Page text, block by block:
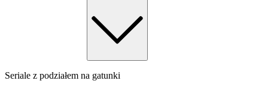
Seriale z podziałem na gatunki